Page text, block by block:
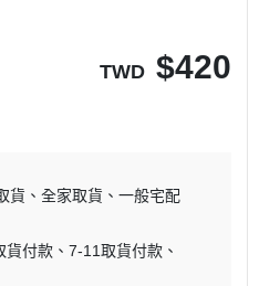
TWD $420
貨 全家取貨
一般宅配
貨付款
7-11取貨付款